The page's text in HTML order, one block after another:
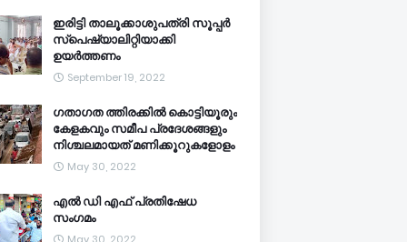
ഇരിട്ടി താലൂക്കാശുപത്രി സൂപ്പർ
സ്‌പെഷ്യാലിറ്റിയാക്കി
ഉയർത്തണം
September 19, 2022
ഗതാഗത ത്തിരക്കിൽ കൊട്ടിയൂരും
കേളകവും സമീപ പ്രദേശങ്ങളും
നിശ്ചലമായത് മണിക്കൂറുകളോളം
May 30, 2022
എൽ ഡി എഫ് പ്രതിഷേധ
സംഗമം